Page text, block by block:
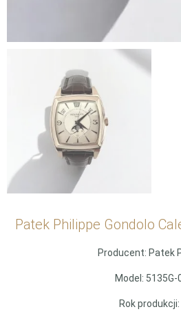
Patek Philippe Gondolo
Producent: Patek
Model: 5135G-
Rok produkcji: